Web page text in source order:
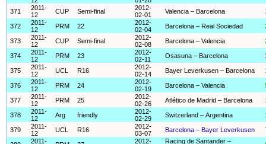
371
2011-
12
CUP Semi-final
2012-
02-01
Valencia – Barcelona
372
2011-
12
PRM 22
2012-
02-04
Barcelona – Real Sociedad
373
2011-
12
CUP Semi-final
2012-
02-08
Barcelona – Valencia
374
2011-
12
PRM 23
2012-
02-11
Osasuna – Barcelona
375
2011-
12
UCL R16
2012-
02-14
Bayer Leverkusen – Barcelona
376
2011-
12
PRM 24
2012-
02-19
Barcelona – Valencia
377
2011-
12
PRM 25
2012-
02-26
Atlético de Madrid – Barcelona
378
2011-
12
Arg friendly
2012-
02-29
Switzerland – Argentina
379
2011-
12
UCL R16
2012-
03-07
Barcelona – Bayer Leverkusen
2011-
2012-
Racing de Santander –